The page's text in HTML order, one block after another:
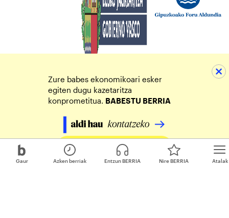
Gaur Atalak
Azken berriak Entzun BERRIA Nire BERRIA
Zure babes ekonomikoari esker
egiten dugu kazetaritza
konprometitua. BABESTU BERRIA
Egin zure ekarpena